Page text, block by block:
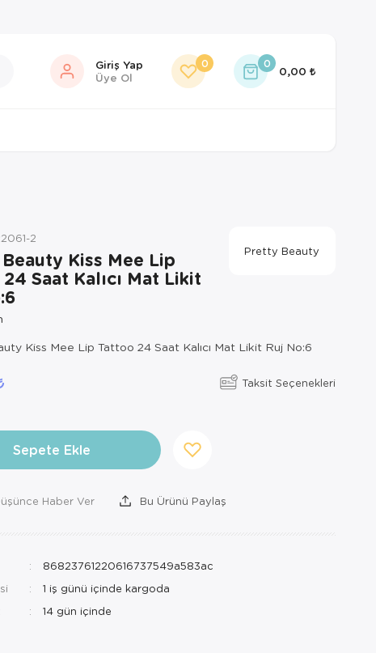
Giriş Yap
Üye Ol
0 0
0,00
2
Kiss Mee Lip
Saat Kalıcı Mat Likit
Pretty Beauty
Kiss Mee Lip Tattoo 24 Saat Kalıcı Mat Likit Ruj No:6
Taksit Seçenekleri
Sepete Ekle
Haber Ver Bu Ürünü Paylaş
86823761220616737549a583ac
1 iş günü içinde kargoda